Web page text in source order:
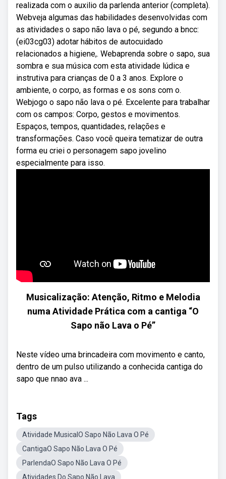
realizada com o auxilio da parlenda anterior (completa).
Webveja algumas das habilidades desenvolvidas com
as atividades o sapo não lava o pé, segundo a bncc:
(ei03cg03) adotar hábitos de autocuidado
relacionados a higiene,. Webaprenda sobre o sapo, sua
sombra e sua música com esta atividade lúdica e
instrutiva para crianças de 0 a 3 anos. Explore o
ambiente, o corpo, as formas e os sons com o.
Webjogo o sapo não lava o pé. Excelente para trabalhar
com os campos: Corpo, gestos e movimentos.
Espaços, tempos, quantidades, relações e
transformações. Caso você queira tematizar de outra
forma eu criei o personagem sapo jovelino
especialmente para isso.
Musicalização: Atenção, Ritmo e Melodia
numa Atividade Prática com a cantiga “O
Sapo não Lava o Pé”
Neste vídeo uma brincadeira com movimento e canto,
dentro de um pulso utilizando a conhecida cantiga do
sapo que nnao ava ...
Tags
Atividade MusicalO Sapo Não Lava O Pé
CantigaO Sapo Não Lava O Pé
ParlendaO Sapo Não Lava O Pé
Atividades Do Sapo Não Lava